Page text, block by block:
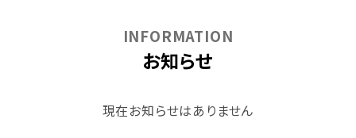
お知らせ
INFORMATION
現在お知らせはありません